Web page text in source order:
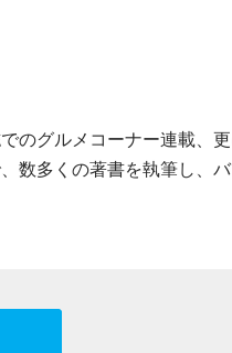
のグルメコーナー連載、
数多くの著書を執筆し、